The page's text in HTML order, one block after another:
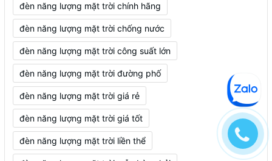
đèn năng lượng mặt trời chính hãng
đèn năng lượng mặt trời chống nước
đèn năng lượng mặt trời công suất lớn
đèn năng lượng mặt trời đường phố
đèn năng lượng mặt trời giá rẻ
đèn năng lượng mặt trời giá tốt
đèn năng lượng mặt trời liền thể